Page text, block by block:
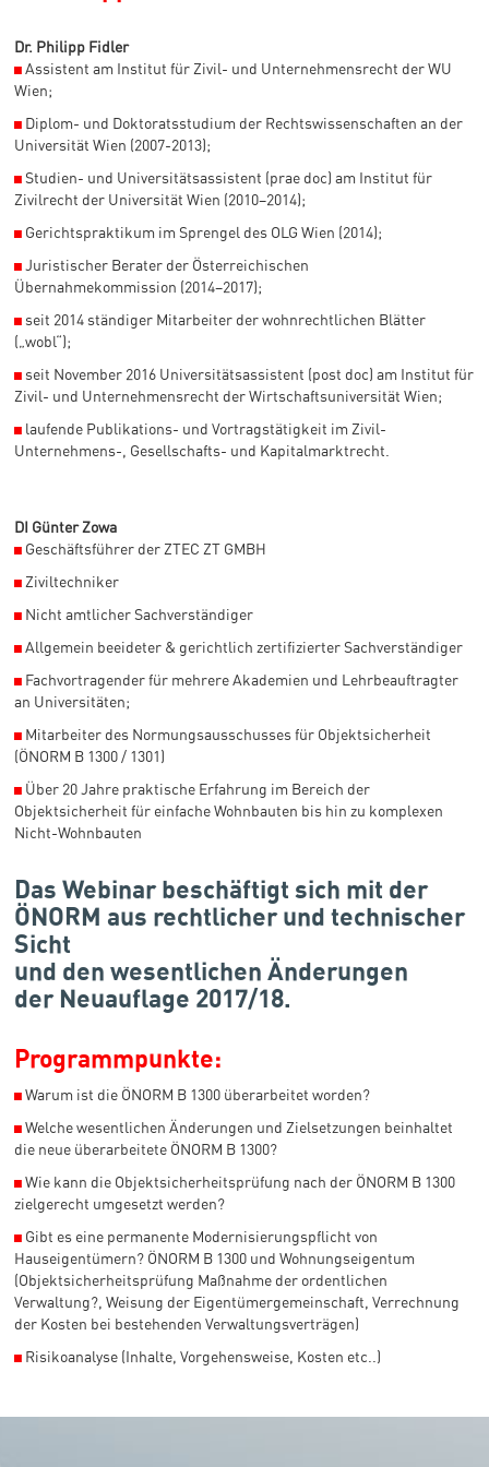
Dr. Philipp Fidler
◼ Assistent am Institut für Zivil- und Unternehmensrecht der WU
Wien;
◼ Diplom- und Doktoratsstudium der Rechtswissenschaften an der
Universität Wien (2007-2013);
◼ Studien- und Universitätsassistent (prae doc) am Institut für
Zivilrecht der Universität Wien (2010–2014);
◼ Gerichtspraktikum im Sprengel des OLG Wien (2014);
◼ Juristischer Berater der Österreichischen
Übernahmekommission (2014–2017);
◼ seit 2014 ständiger Mitarbeiter der wohnrechtlichen Blätter
(„wobl“);
◼ seit November 2016 Universitätsassistent (post doc) am Institut für
Zivil- und Unternehmensrecht der Wirtschaftsuniversität Wien;
◼ laufende Publikations- und Vortragstätigkeit im Zivil-
Unternehmens-, Gesellschafts- und Kapitalmarktrecht.
DI Günter Zowa
◼ Geschäftsführer der ZTEC ZT GMBH
◼ Ziviltechniker
◼ Nicht amtlicher Sachverständiger
◼ Allgemein beeideter & gerichtlich zertifizierter Sachverständiger
◼ Fachvortragender für mehrere Akademien und Lehrbeauftragter
an Universitäten;
◼ Mitarbeiter des Normungsausschusses für Objektsicherheit
(ÖNORM B 1300 / 1301)
◼ Über 20 Jahre praktische Erfahrung im Bereich der
Objektsicherheit für einfache Wohnbauten bis hin zu komplexen
Nicht-Wohnbauten
Das Webinar beschäftigt sich mit der
ÖNORM aus rechtlicher und technischer
Sicht
und den wesentlichen Änderungen
der Neuauflage 2017/18.
Programmpunkte:
◼ Warum ist die ÖNORM B 1300 überarbeitet worden?
◼ Welche wesentlichen Änderungen und Zielsetzungen beinhaltet
die neue überarbeitete ÖNORM B 1300?
◼ Wie kann die Objektsicherheitsprüfung nach der ÖNORM B 1300
zielgerecht umgesetzt werden?
◼ Gibt es eine permanente Modernisierungspflicht von
Hauseigentümern? ÖNORM B 1300 und Wohnungseigentum
(Objektsicherheitsprüfung Maßnahme der ordentlichen
Verwaltung?, Weisung der Eigentümergemeinschaft, Verrechnung
der Kosten bei bestehenden Verwaltungsverträgen)
◼ Risikoanalyse (Inhalte, Vorgehensweise, Kosten etc..)